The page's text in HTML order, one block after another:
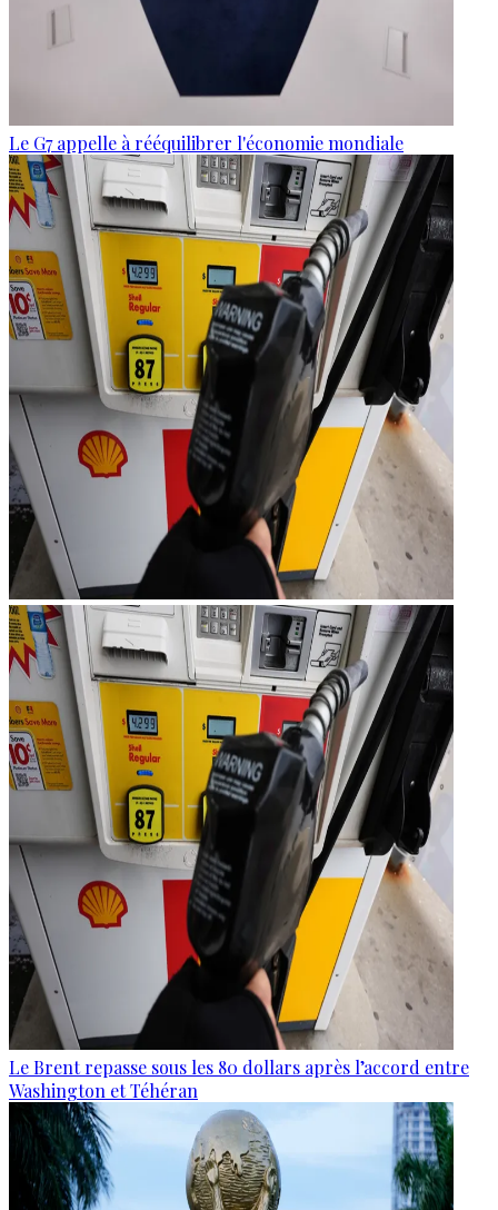
Le G7 appelle à rééquilibrer l'économie mondiale
Le Brent repasse sous les 80 dollars après l’accord entre
Washington et Téhéran